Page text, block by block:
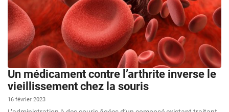
Un médicament contre l’arthrite inverse le
vieillissement chez la souris
16 février 2023